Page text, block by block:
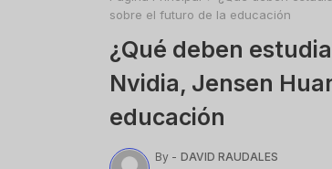
sobre el futuro de la educación
¿Qué deben
Nvidia, Jensen
educación
By - DAVID RAUDALES